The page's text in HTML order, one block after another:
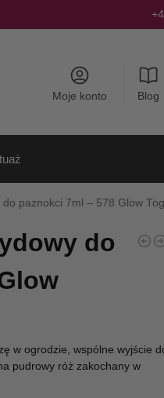
Moje konto Blog
paznokci 7ml – 578 Glow
do
w ogrodzie, wspólne wyjście
pudrowy róż zakochany w